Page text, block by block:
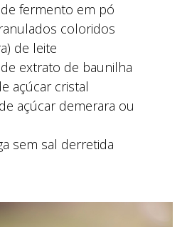
fermento em pó
coloridos
de leite
extrato de baunilha
açúcar cristal
açúcar demerara ou
sem sal derretida